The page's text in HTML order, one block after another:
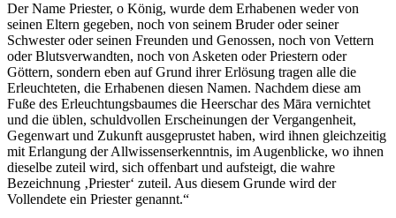
Der Name Priester, o König, wurde dem Erhabenen weder von
seinen Eltern gegeben, noch von seinem Bruder oder seiner
Schwester oder seinen Freunden und Genossen, noch von Vettern
oder Blutsverwandten, noch von Asketen oder Priestern oder
Göttern, sondern eben auf Grund ihrer Erlösung tragen alle die
Erleuchteten, die Erhabenen diesen Namen. Nachdem diese am
Fuße des Erleuchtungsbaumes die Heerschar des Māra vernichtet
und die üblen, schuldvollen Erscheinungen der Vergangenheit,
Gegenwart und Zukunft ausgeprustet haben, wird ihnen gleichzeitig
mit Erlangung der Allwissenserkenntnis, im Augenblicke, wo ihnen
dieselbe zuteil wird, sich offenbart und aufsteigt, die wahre
Bezeichnung ‚Priester‘ zuteil. Aus diesem Grunde wird der
Vollendete ein Priester genannt.“